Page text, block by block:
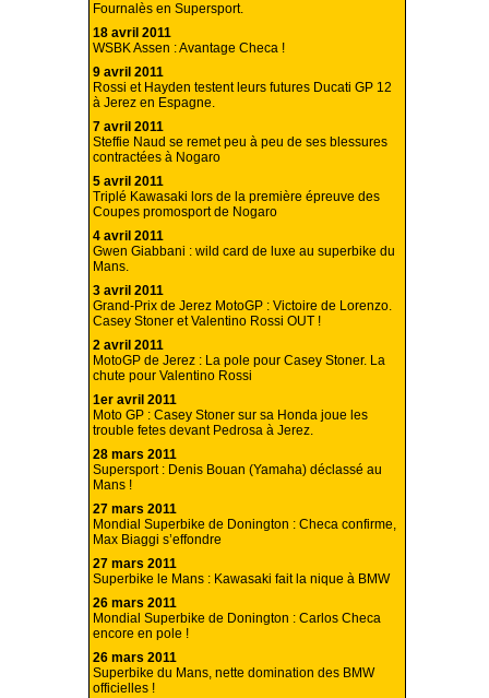
Fournalès en Supersport.
18 avril 2011
WSBK Assen : Avantage Checa !
9 avril 2011
Rossi et Hayden testent leurs futures Ducati GP 12
à Jerez en Espagne.
7 avril 2011
Steffie Naud se remet peu à peu de ses blessures
contractées à Nogaro
5 avril 2011
Triplé Kawasaki lors de la première épreuve des
Coupes promosport de Nogaro
4 avril 2011
Gwen Giabbani : wild card de luxe au superbike du
Mans.
3 avril 2011
Grand-Prix de Jerez MotoGP : Victoire de Lorenzo.
Casey Stoner et Valentino Rossi OUT !
2 avril 2011
MotoGP de Jerez : La pole pour Casey Stoner. La
chute pour Valentino Rossi
1er avril 2011
Moto GP : Casey Stoner sur sa Honda joue les
trouble fetes devant Pedrosa à Jerez.
28 mars 2011
Supersport : Denis Bouan (Yamaha) déclassé au
Mans !
27 mars 2011
Mondial Superbike de Donington : Checa confirme,
Max Biaggi s’effondre
27 mars 2011
Superbike le Mans : Kawasaki fait la nique à BMW
26 mars 2011
Mondial Superbike de Donington : Carlos Checa
encore en pole !
26 mars 2011
Superbike du Mans, nette domination des BMW
officielles !